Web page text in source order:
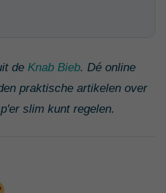
de Knab Bieb. Dé online
praktische artikelen over
slim kunt regelen.